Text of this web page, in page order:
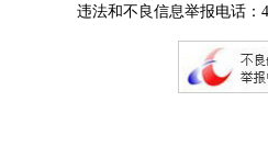
违法和不良信息举报电话